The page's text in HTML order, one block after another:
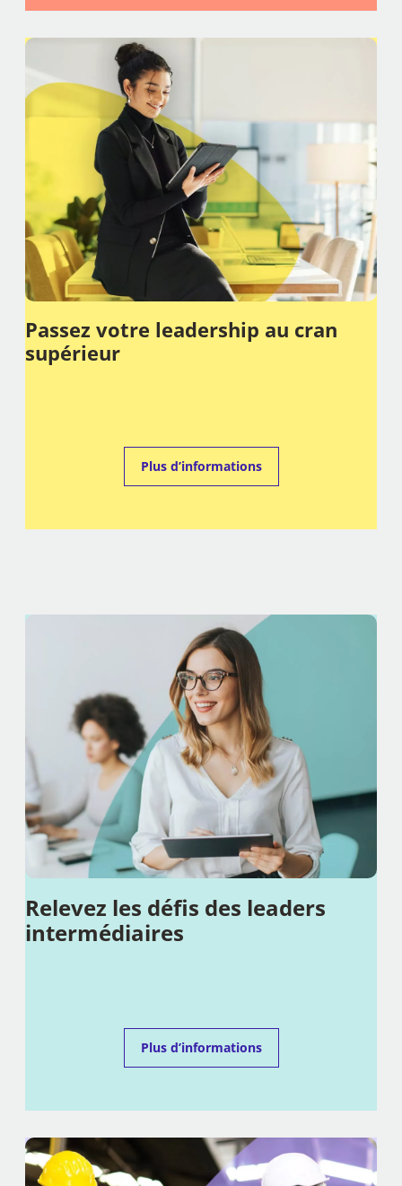
Passez votre leadership au cran
supérieur
Plus d’informations
Relevez les défis des leaders
intermédiaires
Plus d’informations